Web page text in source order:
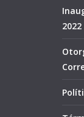
2022